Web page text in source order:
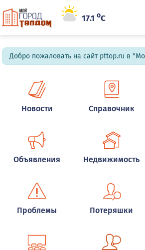
17.1oC
Добро пожаловать на сайт pttop.ru в
Новости Справочник
Объявления Недвижимость
Проблемы Потеряшки